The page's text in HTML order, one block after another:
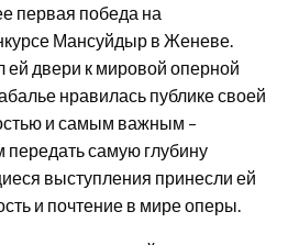
первая победа на
Мансуйдыр в Женеве.
ей двери к мировой оперной
нравилась публике своей
и самым важным –
передать самую глубину
выступления принесли ей
и почтение в мире оперы.